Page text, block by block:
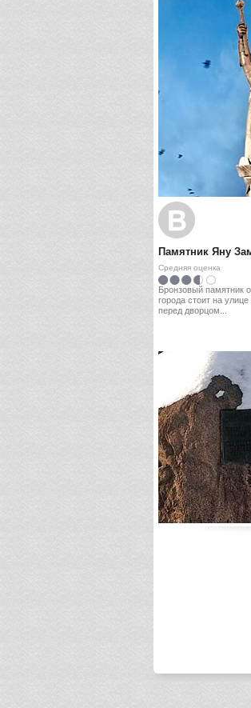
Памятник Яну
Средняя оценка
Бронзовый памятник
города стоит на
перед дворцом...